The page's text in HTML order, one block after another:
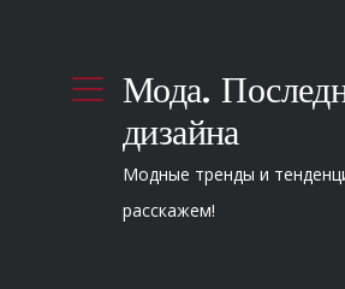
Мода.
дизайна
Модные тренды и
расскажем!